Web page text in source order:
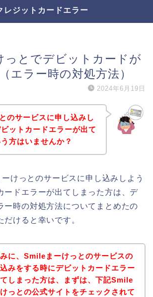
レジットカードエラー
っとでデビットカードが
エラー時の対処方法）
2024年6月19日
のサービスに申し込みし
ットカードエラーが出て
方はいませんか？
けっとのサービスに申し込みしよう
ードエラーが出てしまった方は、デ
ー時の対処方法についてまとめたの
だけると幸いです。
に、Smileまーけっとのサービスの
みをする時にデビットカードエラー
しまった方は、まずは、下記Smile
っとの公式サイトをチェックされて